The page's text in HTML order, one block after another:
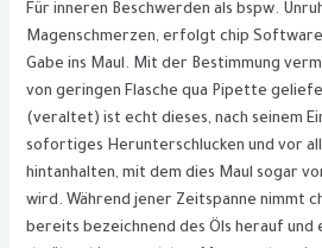
Für inneren Beschwerden als bspw.
Magenschmerzen, erfolgt chip
Gabe ins Maul. Mit der Bestimmung
von geringen Flasche qua Pipette
(veraltet) ist echt dieses, nach seinem
sofortiges Herunterschlucken und vor
hintanhalten, mit dem dies Maul sogar
wird. Während jener Zeitspanne nimmt
bereits bezeichnend des Öls herauf und